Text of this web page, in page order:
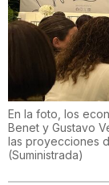
En la foto, los
Benet y Gustavo
las proyecciones
(Suministrada)